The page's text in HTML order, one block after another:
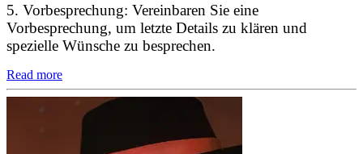
5. Vorbesprechung: Vereinbaren Sie eine
Vorbesprechung, um letzte Details zu klären und
spezielle Wünsche zu besprechen.
Read more